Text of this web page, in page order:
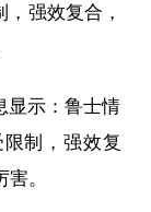
强效复合，
显示：鲁士情
制，强效复
害。